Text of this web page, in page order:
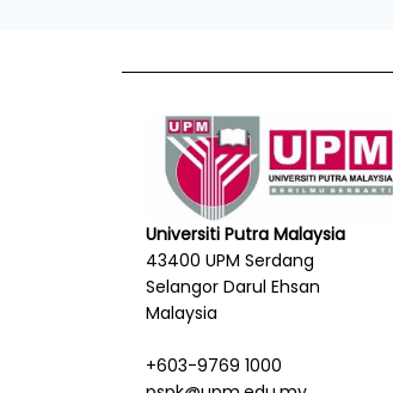
Universiti Putra Malaysia
43400 UPM Serdang
Selangor Darul Ehsan
Malaysia
+603-9769 1000